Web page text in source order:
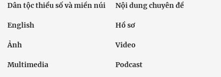
Dân tộc thiểu số và miền núi Nội dung chuyên đề
English Hồ sơ
Ảnh Video
Multimedia Podcast